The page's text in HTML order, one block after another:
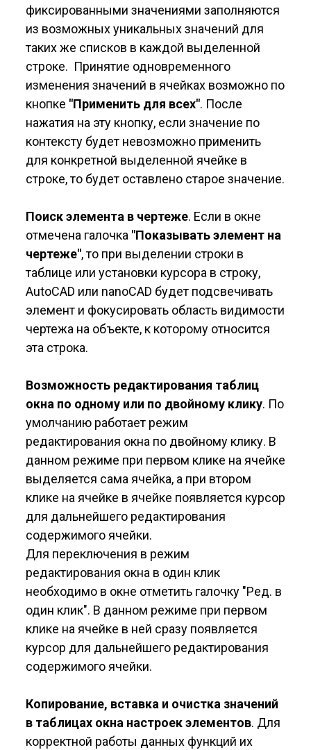
фиксированными значениями заполняются
из возможных уникальных значений для
таких же списков в каждой выделенной
строке. Принятие одновременного
изменения значений в ячейках возможно по
кнопке "Применить для всех". После
нажатия на эту кнопку, если значение по
контексту будет невозможно применить
для конкретной выделенной ячейке в
строке, то будет оставлено старое значение.
Поиск элемента в чертеже. Если в окне
отмечена галочка "Показывать элемент на
чертеже", то при выделении строки в
таблице или установки курсора в строку,
AutoCAD или nanoCAD будет подсвечивать
элемент и фокусировать область видимости
чертежа на объекте, к которому относится
эта строка.
Возможность редактирования таблиц
окна по одному или по двойному клику. По
умолчанию работает режим
редактирования окна по двойному клику. В
данном режиме при первом клике на ячейке
выделяется сама ячейка, а при втором
клике на ячейке в ячейке появляется курсор
для дальнейшего редактирования
содержимого ячейки.
Для переключения в режим
редактирования окна в один клик
необходимо в окне отметить галочку "Ред. в
один клик". В данном режиме при первом
клике на ячейке в ней сразу появляется
курсор для дальнейшего редактирования
содержимого ячейки.
Копирование, вставка и очистка значений
в таблицах окна настроек элементов. Для
корректной работы данных функций их